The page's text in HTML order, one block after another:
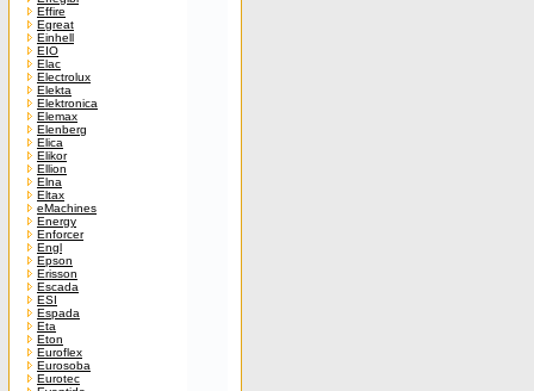
Effire
Egreat
Einhell
EIO
Elac
Electrolux
Elekta
Elektronica
Elemax
Elenberg
Elica
Elikor
Ellion
Elna
Eltax
eMachines
Energy
Enforcer
Engl
Epson
Erisson
Escada
ESI
Espada
Eta
Eton
Euroflex
Eurosoba
Eurotec